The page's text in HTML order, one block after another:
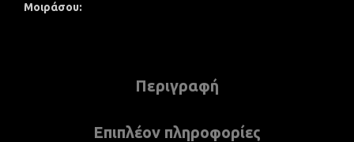
Μοιράσου
Περιγραφή
Επιπλέον πληροφορίες